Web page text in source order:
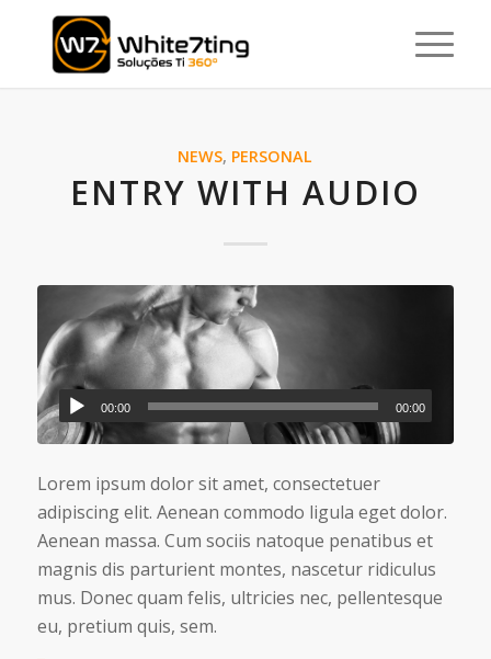
NEWS, PERSONAL
ENTRY WITH AUDIO
00:00 00:00
Lorem ipsum dolor sit amet, consectetuer
adipiscing elit. Aenean commodo ligula eget dolor.
Aenean massa. Cum sociis natoque penatibus et
magnis dis parturient montes, nascetur ridiculus
mus. Donec quam felis, ultricies nec, pellentesque
eu, pretium quis, sem.